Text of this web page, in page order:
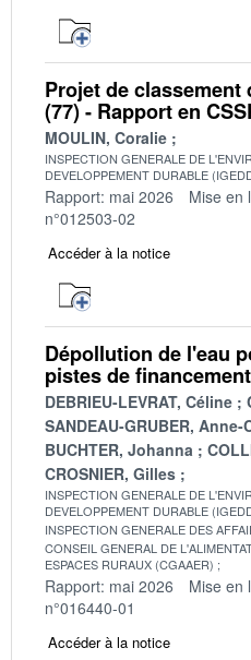
Projet de classement
(77) - Rapport en
MOULIN, Coralie
INSPECTION GENERALE DE
DEVELOPPEMENT DURABLE
Rapport: mai 2026 Mise en
n°012503-02
Accéder à la notice
Dépollution de l'eau
pistes de financement
DEBRIEU-LEVRAT, Céline
SANDEAU-GRUBER,
BUCHTER, Johanna
CROSNIER, Gilles
INSPECTION GENERALE DE
DEVELOPPEMENT DURABLE
INSPECTION GENERALE DES
CONSEIL GENERAL DE
ESPACES RURAUX (CGAAER)
Rapport: mai 2026 Mise en
n°016440-01
Accéder à la notice